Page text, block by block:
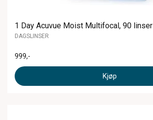
1 Day Acuvue Moist Multifocal, 90 linser
DAGSLINSER
999,-
Kjøp